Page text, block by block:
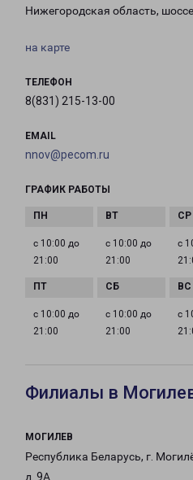
Нижегородская область,
на карте
ТЕЛЕФОН
8(831) 215-13-00
EMAIL
nnov@pecom.ru
ГРАФИК РАБОТЫ
с 10:00 до
21:00
с 10:00 до
21:00
с
с 10:00 до
21:00
с 10:00 до
21:00
с
Филиалы в
МОГИЛЕВ
Республика Беларусь, г.
д. 9А